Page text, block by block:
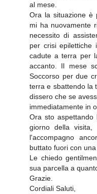
al mese.
Ora la situazione è
mi ha nuovamente
necessito di
per crisi epilettiche
cadute a terra per
accanto. Il mese
Soccorso per due
terra e sbattendo la
dissero che se
immediatamente in
Ora sto
giorno della
l'accompagno
buttato fuori con
Le chiedo
sua parcella a
Grazie.
Cordiali Saluti,